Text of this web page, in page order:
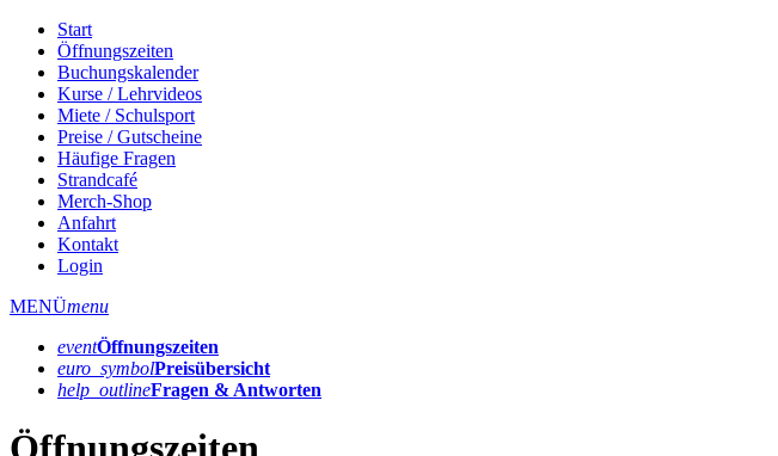
Start
Öffnungszeiten
Buchungskalender
Kurse / Lehrvideos
Miete / Schulsport
Preise / Gutscheine
Häufige Fragen
Strandcafé
Merch-Shop
Anfahrt
Kontakt
Login
MENÜmenu
eventÖffnungs­zeiten
euro_symbolPreis­übersicht
help_outlineFragen & Antworten